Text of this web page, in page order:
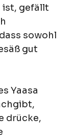
ist, gefällt
sowohl
gut
Yaasa
drücke,